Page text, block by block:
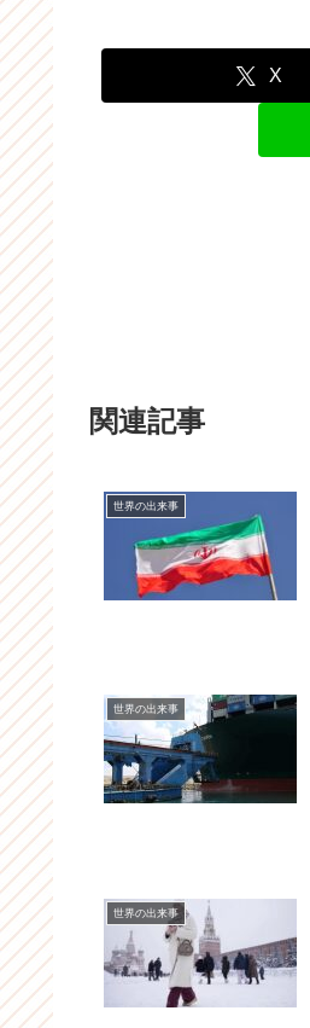
X
関連記事
世界の出来事
世界の出来事
世界の出来事